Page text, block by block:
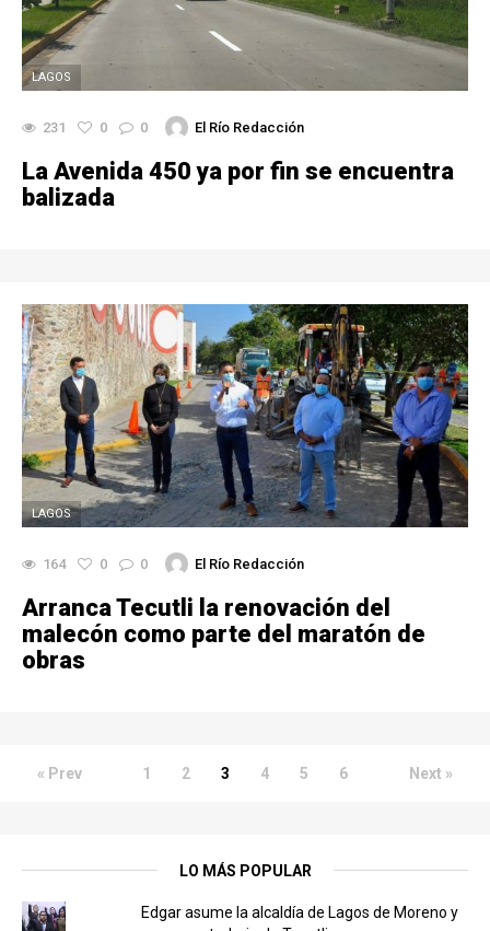
LO MÁS POPULAR
Edgar asume la alcaldía de Lagos de Moreno y
LAGOS
231 0 0 El Río Redacción
La Avenida 450 ya por fin se encuentra
balizada
LAGOS
164 0 0 El Río Redacción
Arranca Tecutli la renovación del
malecón como parte del maratón de
obras
« Prev 1 2 3 4 5 6 Next »